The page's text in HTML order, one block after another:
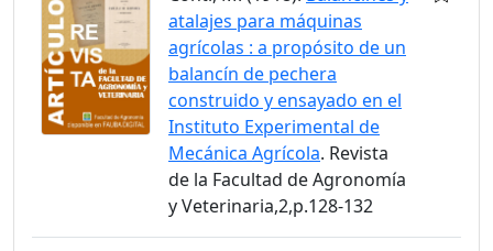
atalajes para máquinas
agrícolas : a propósito de un
balancín de pechera
construido y ensayado en el
Instituto Experimental de
Mecánica Agrícola. Revista
de la Facultad de Agronomía
y Veterinaria,2,p.128-132